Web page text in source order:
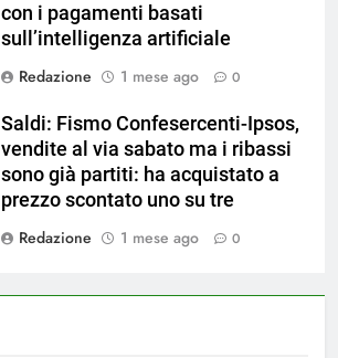
con i pagamenti basati
sull’intelligenza artificiale
Redazione
1 mese ago 0
Saldi: Fismo Confesercenti-Ipsos,
vendite al via sabato ma i ribassi
sono già partiti: ha acquistato a
prezzo scontato uno su tre
Redazione
1 mese ago 0